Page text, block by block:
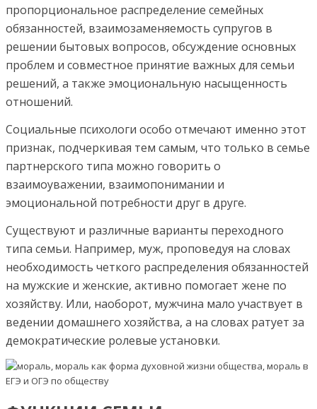
пропорциональное распределение семейных
обязанностей, взаимозаменяемость супругов в
решении бытовых вопросов, обсуждение основных
проблем и совместное принятие важных для семьи
решений, а также эмоциональную насыщенность
отношений.
Социальные психологи особо отмечают именно этот
признак, подчеркивая тем самым, что только в семье
партнерского типа можно говорить о
взаимоуважении, взаимопонимании и
эмоциональной потребности друг в друге.
Существуют и различные варианты переходного
типа семьи. Например, муж, проповедуя на словах
необходимость четкого распределения обязанностей
на мужские и женские, активно помогает жене по
хозяйству. Или, наоборот, мужчина мало участвует в
ведении домашнего хозяйства, а на словах ратует за
демократические ролевые установки.